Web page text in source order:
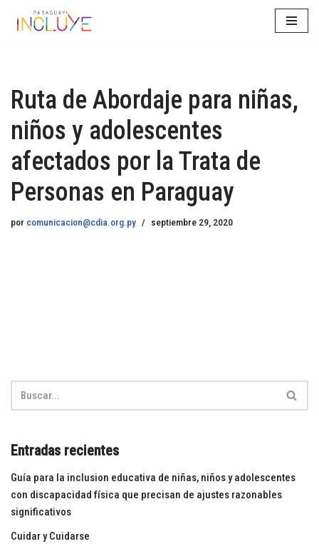
Ruta de Abordaje para niñas,
niños y adolescentes
afectados por la Trata de
Personas en Paraguay
por comunicacion@cdia.org.py septiembre 29, 2020
Entradas recientes
Guía para la inclusion educativa de niñas, niños y adolescentes
con discapacidad física que precisan de ajustes razonables
significativos
Cuidar y Cuidarse